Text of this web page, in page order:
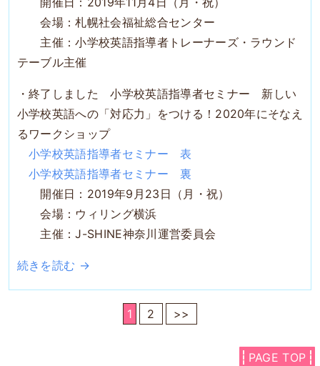
会場：札幌社会福祉総合センター
主催：小学校英語指導者トレーナーズ・ラウンド
テーブル主催
・終了しました 小学校英語指導者セミナー 新しい
小学校英語への「対応力」をつける！2020年にそなえ
るワークショップ
小学校英語指導者セミナー 表
小学校英語指導者セミナー 裏
開催日：2019年9月23日（月・祝）
会場：ウィリング横浜
主催：J-SHINE神奈川運営委員会
続きを読む →
1 2 >>
PAGE TOP